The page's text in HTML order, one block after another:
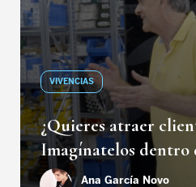
VIVENCIAS
¿Quieres atraer
Imagínatelos dentro
Ana García Novo